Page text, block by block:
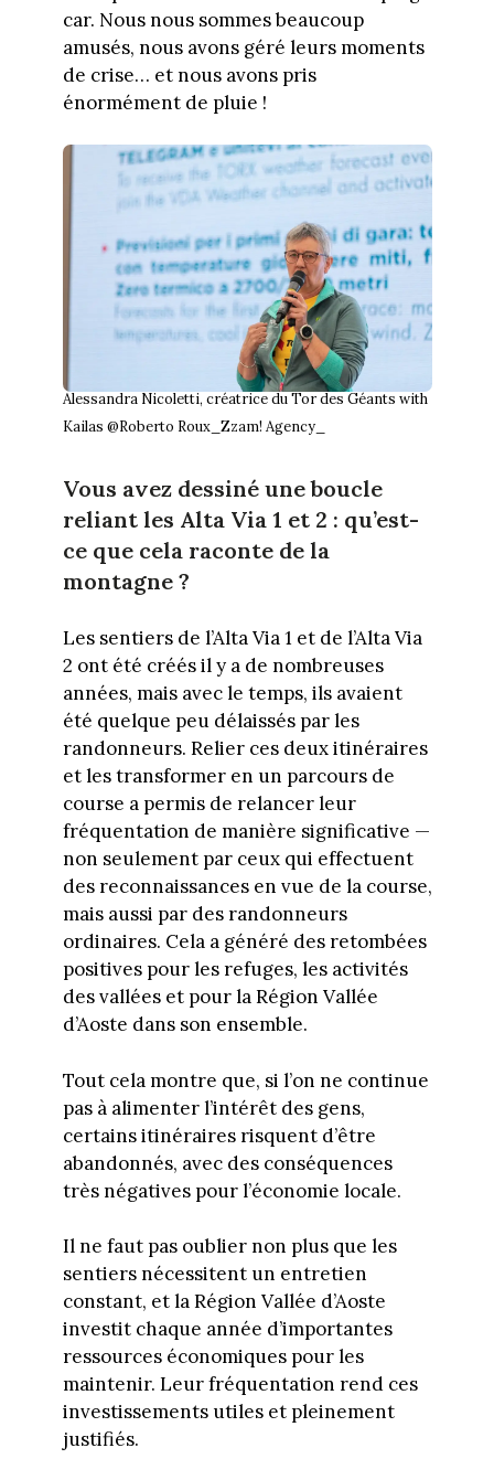
car. Nous nous sommes beaucoup
amusés, nous avons géré leurs moments
de crise… et nous avons pris
énormément de pluie !
Alessandra Nicoletti, créatrice du Tor des Géants with
Kailas @Roberto Roux_Zzam! Agency_
Vous avez dessiné une boucle
reliant les Alta Via 1 et 2 : qu’est-
ce que cela raconte de la
montagne ?
Les sentiers de l’Alta Via 1 et de l’Alta Via
2 ont été créés il y a de nombreuses
années, mais avec le temps, ils avaient
été quelque peu délaissés par les
randonneurs. Relier ces deux itinéraires
et les transformer en un parcours de
course a permis de relancer leur
fréquentation de manière significative —
non seulement par ceux qui effectuent
des reconnaissances en vue de la course,
mais aussi par des randonneurs
ordinaires. Cela a généré des retombées
positives pour les refuges, les activités
des vallées et pour la Région Vallée
d’Aoste dans son ensemble.
Tout cela montre que, si l’on ne continue
pas à alimenter l’intérêt des gens,
certains itinéraires risquent d’être
abandonnés, avec des conséquences
très négatives pour l’économie locale.
Il ne faut pas oublier non plus que les
sentiers nécessitent un entretien
constant, et la Région Vallée d’Aoste
investit chaque année d’importantes
ressources économiques pour les
maintenir. Leur fréquentation rend ces
investissements utiles et pleinement
justifiés.